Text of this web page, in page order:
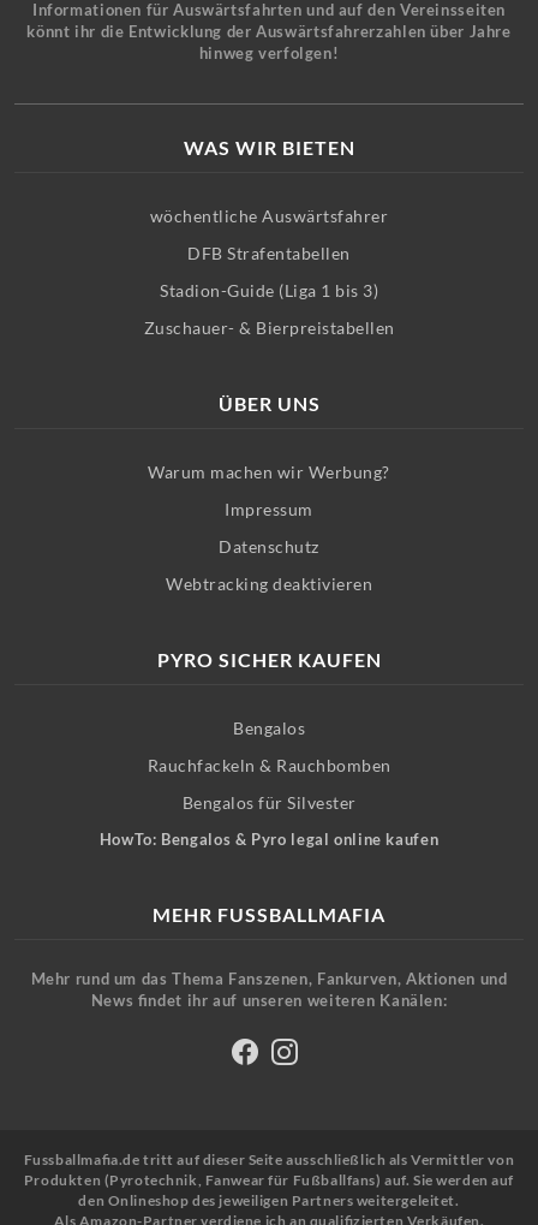
Informationen für Auswärtsfahrten und auf den Vereinsseiten
könnt ihr die Entwicklung der Auswärtsfahrerzahlen über Jahre
hinweg verfolgen!
WAS WIR BIETEN
wöchentliche Auswärtsfahrer
DFB Strafentabellen
Stadion-Guide (Liga 1 bis 3)
Zuschauer- & Bierpreistabellen
ÜBER UNS
Warum machen wir Werbung?
Impressum
Datenschutz
Webtracking deaktivieren
PYRO SICHER KAUFEN
Bengalos
Rauchfackeln & Rauchbomben
Bengalos für Silvester
HowTo: Bengalos & Pyro legal online kaufen
MEHR FUSSBALLMAFIA
Mehr rund um das Thema Fanszenen, Fankurven, Aktionen und
News findet ihr auf unseren weiteren Kanälen:
Fussballmafia.de tritt auf dieser Seite ausschließlich als Vermittler von
Produkten (Pyrotechnik, Fanwear für Fußballfans) auf. Sie werden auf
den Onlineshop des jeweiligen Partners weitergeleitet.
Als Amazon-Partner verdiene ich an qualifizierten Verkäufen.